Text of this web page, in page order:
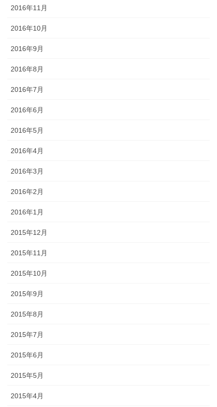
2016年11月
2016年10月
2016年9月
2016年8月
2016年7月
2016年6月
2016年5月
2016年4月
2016年3月
2016年2月
2016年1月
2015年12月
2015年11月
2015年10月
2015年9月
2015年8月
2015年7月
2015年6月
2015年5月
2015年4月